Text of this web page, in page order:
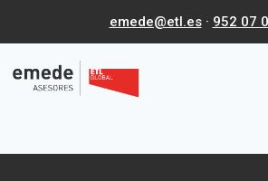
to
content
emede@etl.es· 952 07